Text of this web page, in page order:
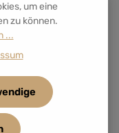
gelesen und bin
sind
um eine
zu können.
...